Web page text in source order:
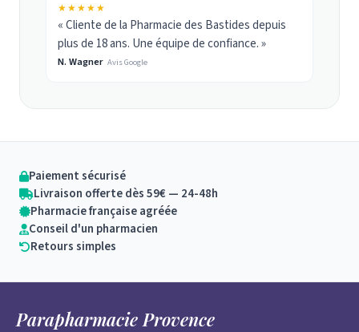
★★★★★
« Cliente de la Pharmacie des Bastides depuis
plus de 18 ans. Une équipe de confiance. »
N. Wagner Avis Google
Paiement sécurisé
Livraison offerte dès 59€ — 24-48h
Pharmacie française agréée
Conseil d'un pharmacien
Retours simples
Parapharmacie Provence